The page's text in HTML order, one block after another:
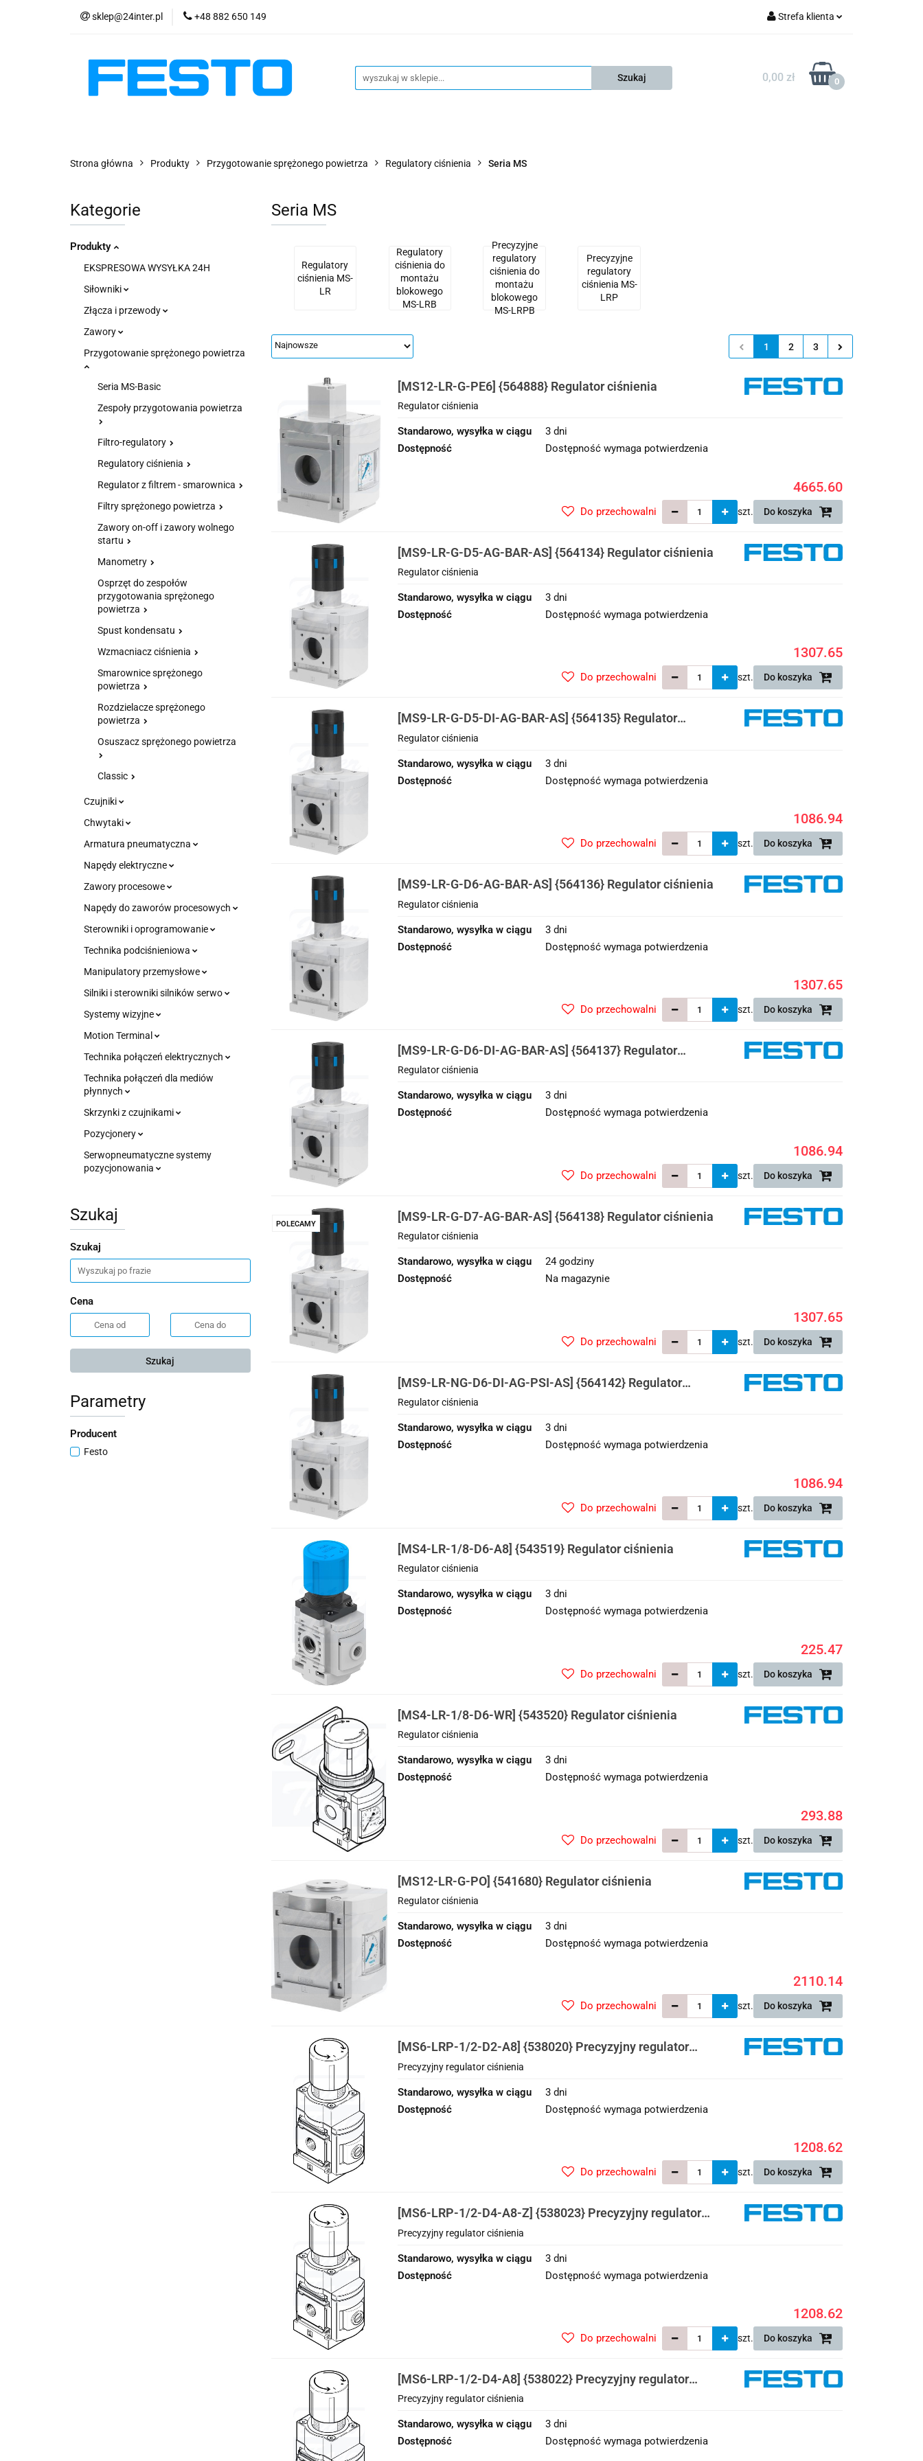
sklep@24inter.pl +48 882 650 149 Strefa klienta
Zarejestruj się
Dodaj zgłoszenie
0,00 zł 0
PRODUKTY
AKTUALNOŚCI KONTAKT KSP
Strona główna Produkty Przygotowanie sprężonego powietrza Regulatory ciśnienia Seria MS
Kategorie
Produkty
EKSPRESOWA WYSYŁKA 24H
Siłowniki
Złącza i przewody
Zawory
Przygotowanie sprężonego powietrza
Seria MS-Basic
Zespoły przygotowania powietrza
Filtro-regulatory
Regulatory ciśnienia
Regulator z filtrem - smarownica
Filtry sprężonego powietrza
Zawory on-off i zawory wolnego
startu
Manometry
Osprzęt do zespołów
przygotowania sprężonego
powietrza
Spust kondensatu
Wzmacniacz ciśnienia
Smarownice sprężonego
powietrza
Rozdzielacze sprężonego
powietrza
Osuszacz sprężonego powietrza
Classic
Czujniki
Chwytaki
Armatura pneumatyczna
Napędy elektryczne
Zawory procesowe
Napędy do zaworów procesowych
Sterowniki i oprogramowanie
Technika podciśnieniowa
Manipulatory przemysłowe
Silniki i sterowniki silników serwo
Systemy wizyjne
Motion Terminal
Technika połączeń elektrycznych
Technika połączeń dla mediów
płynnych
Skrzynki z czujnikami
Pozycjonery
Serwopneumatyczne systemy
pozycjonowania
Szukaj
Szukaj
Cena
Szukaj
Parametry
Producent
Festo
Seria MS
Regulatory
ciśnienia MS-
LR
Regulatory
ciśnienia do
montażu
blokowego
MS-LRB
Precyzyjne
regulatory
ciśnienia do
montażu
blokowego
MS-LRPB
Precyzyjne
regulatory
ciśnienia MS-
LRP
1 2 3
[MS12-LR-G-PE6] {564888} Regulator ciśnienia
Regulator ciśnienia
Standarowo, wysyłka w ciągu
3 dni
Dostępność
Dostępność wymaga potwierdzenia
4665.60
szt. Do koszyka
Do przechowalni
[MS9-LR-G-D5-AG-BAR-AS] {564134} Regulator ciśnienia
Regulator ciśnienia
Standarowo, wysyłka w ciągu
3 dni
Dostępność
Dostępność wymaga potwierdzenia
1307.65
szt. Do koszyka
Do przechowalni
[MS9-LR-G-D5-DI-AG-BAR-AS] {564135} Regulator
ciśnienia
Regulator ciśnienia
Standarowo, wysyłka w ciągu
3 dni
Dostępność
Dostępność wymaga potwierdzenia
1086.94
szt. Do koszyka
Do przechowalni
[MS9-LR-G-D6-AG-BAR-AS] {564136} Regulator ciśnienia
Regulator ciśnienia
Standarowo, wysyłka w ciągu
3 dni
Dostępność
Dostępność wymaga potwierdzenia
1307.65
szt. Do koszyka
Do przechowalni
[MS9-LR-G-D6-DI-AG-BAR-AS] {564137} Regulator
ciśnienia
Regulator ciśnienia
Standarowo, wysyłka w ciągu
3 dni
Dostępność
Dostępność wymaga potwierdzenia
1086.94
szt. Do koszyka
Do przechowalni
POLECAMY
[MS9-LR-G-D7-AG-BAR-AS] {564138} Regulator ciśnienia
Regulator ciśnienia
Standarowo, wysyłka w ciągu
24 godziny
Dostępność
Na magazynie
1307.65
szt. Do koszyka
Do przechowalni
[MS9-LR-NG-D6-DI-AG-PSI-AS] {564142} Regulator
ciśnienia
Regulator ciśnienia
Standarowo, wysyłka w ciągu
3 dni
Dostępność
Dostępność wymaga potwierdzenia
1086.94
szt. Do koszyka
Do przechowalni
[MS4-LR-1/8-D6-A8] {543519} Regulator ciśnienia
Regulator ciśnienia
Standarowo, wysyłka w ciągu
3 dni
Dostępność
Dostępność wymaga potwierdzenia
225.47
szt. Do koszyka
Do przechowalni
[MS4-LR-1/8-D6-WR] {543520} Regulator ciśnienia
Regulator ciśnienia
Standarowo, wysyłka w ciągu
3 dni
Dostępność
Dostępność wymaga potwierdzenia
293.88
szt. Do koszyka
Do przechowalni
[MS12-LR-G-PO] {541680} Regulator ciśnienia
Regulator ciśnienia
Standarowo, wysyłka w ciągu
3 dni
Dostępność
Dostępność wymaga potwierdzenia
2110.14
szt. Do koszyka
Do przechowalni
[MS6-LRP-1/2-D2-A8] {538020} Precyzyjny regulator
ciśnienia
Precyzyjny regulator ciśnienia
Standarowo, wysyłka w ciągu
3 dni
Dostępność
Dostępność wymaga potwierdzenia
1208.62
szt. Do koszyka
Do przechowalni
[MS6-LRP-1/2-D4-A8-Z] {538023} Precyzyjny regulator
ciśnienia
Precyzyjny regulator ciśnienia
Standarowo, wysyłka w ciągu
3 dni
Dostępność
Dostępność wymaga potwierdzenia
1208.62
szt. Do koszyka
Do przechowalni
[MS6-LRP-1/2-D4-A8] {538022} Precyzyjny regulator
ciśnienia
Precyzyjny regulator ciśnienia
Standarowo, wysyłka w ciągu
3 dni
Dostępność
Dostępność wymaga potwierdzenia